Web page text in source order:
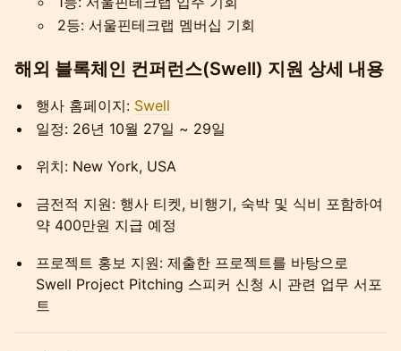
2등: 서울핀테크랩 멤버십 기회
해외 블록체인 컨퍼런스(Swell) 지원 상세 내용
행사 홈페이지: Swell
일정: 26년 10월 27일 ~ 29일
위치: New York, USA
금전적 지원: 행사 티켓, 비행기, 숙박 및 식비 포함하여
약 400만원 지급 예정
프로젝트 홍보 지원: 제출한 프로젝트를 바탕으로
Swell Project Pitching 스피커 신청 시 관련 업무 서포
트